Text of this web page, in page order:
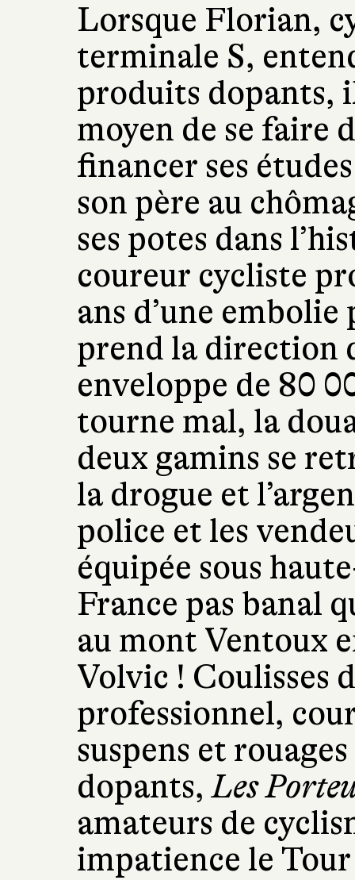
Lorsque Florian,
terminale S,
produits dopants,
moyen de se faire
financer ses
son père au
ses potes dans
coureur cycliste
ans d’une
prend la direction
enveloppe de 80
tourne mal, la
deux gamins se
la drogue et
police et les
équipée sous
France pas banal
au mont Ventoux
Volvic ! Coulisses
professionnel,
suspens et
dopants,Les
amateurs de
impatience le